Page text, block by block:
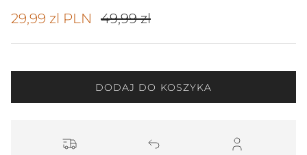
Cena promocyjna
29,99 zl PLN Cena regularna
49,99 zl
DODAJ DO KOSZYKA